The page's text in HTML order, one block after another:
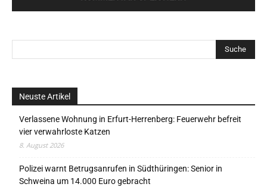
Neuste Artikel
Verlassene Wohnung in Erfurt-Herrenberg: Feuerwehr befreit
vier verwahrloste Katzen
8. August 2026
Polizei warnt Betrugsanrufen in Südthüringen: Senior in
Schweina um 14.000 Euro gebracht